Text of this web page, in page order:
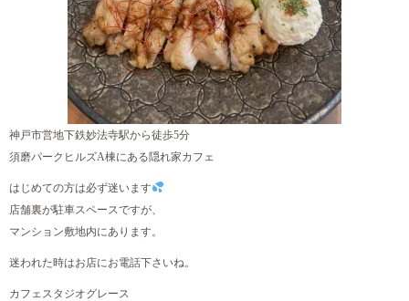
神戸市営地下鉄妙法寺駅から徒歩5分
須磨パークヒルズA棟にある隠れ家カフェ
はじめての方は必ず迷います
店舗裏が駐車スペースですが、
マンション敷地内にあります。
迷われた時はお店にお電話下さいね。
カフェスタジオグレース